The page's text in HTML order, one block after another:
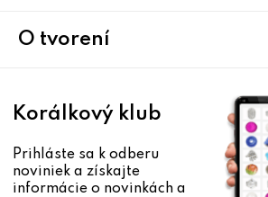
O tvorení
Korálkový klub
Prihláste sa k odberu
noviniek a získajte
informácie o novinkách a